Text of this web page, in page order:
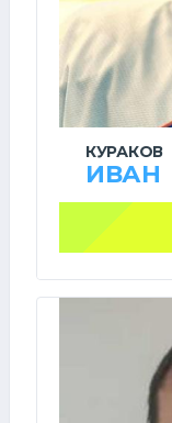
КУРАКОВ
ИВАН